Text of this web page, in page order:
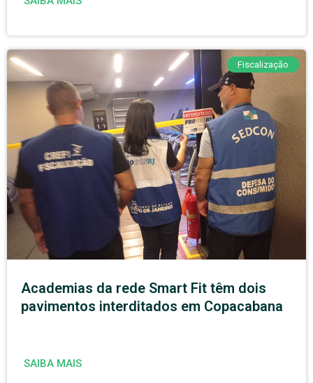
Fiscalização
Academias da rede Smart Fit têm dois
pavimentos interditados em Copacabana
SAIBA MAIS